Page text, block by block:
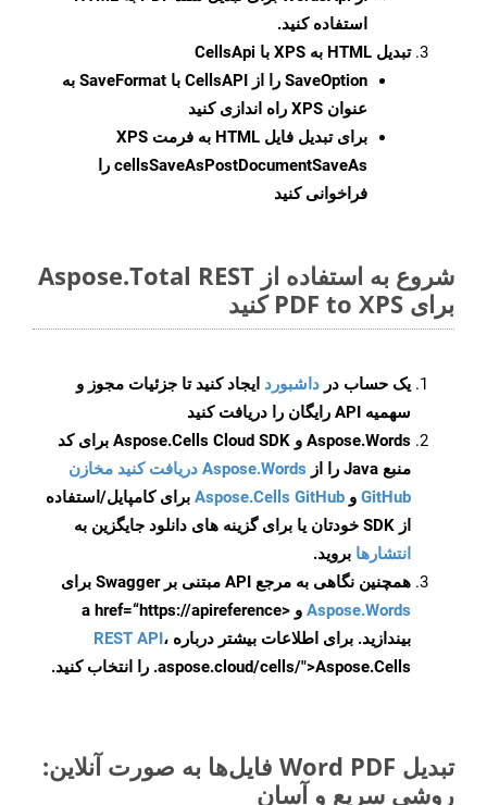
استفاده کنید.
تبدیل HTML به XPS با CellsApi
SaveOption
را از CellsAPI با SaveFormat به
عنوان XPS راه اندازی کنید
برای تبدیل فایل HTML به فرمت
XPS
cellsSaveAsPostDocumentSaveAs را
فراخوانی کنید
شروع به استفاده از Aspose.Total REST
برای PDF to XPS کنید
یک حساب در داشبورد ایجاد کنید تا جزئیات مجوز و
سهمیه API رایگان را دریافت کنید
Aspose.Words و Aspose.Cells Cloud SDK برای کد
منبع Java را از
Aspose.Words دریافت کنید مخازن
GitHub و Aspose.Cells GitHub برای کامپایل/استفاده
از SDK خودتان یا برای گزینه های دانلود جایگزین به
انتشارها بروید.
همچنین نگاهی به مرجع API مبتنی بر Swagger برای
Aspose.Words
و <a href=“https://apireference
بیندازید. برای اطلاعات بیشتر درباره REST API،
.aspose.cloud/cells/">Aspose.Cells را انتخاب کنید.
تبدیل Word PDF فایل‌ها به صورت آنلاین:
روشی سریع و آسان